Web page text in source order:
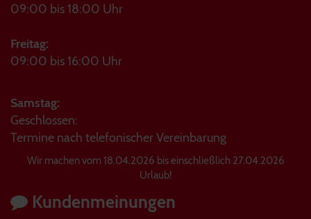
09:00 bis 18:00 Uhr
Freitag:
09:00 bis 16:00 Uhr
Samstag:
Geschlossen:
Termine nach telefonischer Vereinbarung
Wir machen vom 18.04.2026 bis einschließlich 27.04.2026
Urlaub!
Kundenmeinungen